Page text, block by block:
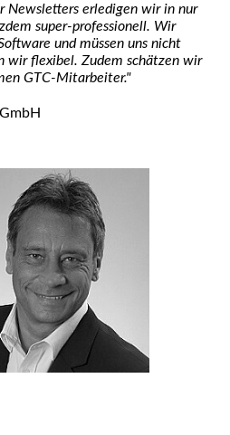
Newsletters erledigen wir in nur
super-professionell. Wir
und müssen uns nicht
wir flexibel. Zudem schätzen wir
GTC-Mitarbeiter."